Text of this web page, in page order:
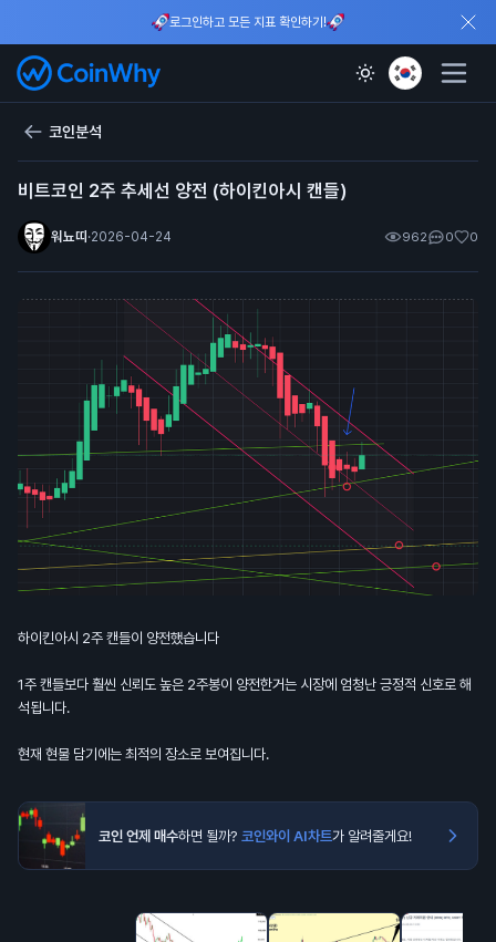
로그인하고 모든 지표 확인하기!
코인분석
비트코인 2주 추세선 양전 (하이킨아시 캔들)
워뇨띠 ·2026-04-24 962 0 0
하이킨아시 2주 캔들이 양전했습니다
1주 캔들보다 훨씬 신뢰도 높은 2주봉이 양전한거는 시장에 엄청난 긍정적 신호로 해
석됩니다.
현재 현물 담기에는 최적의 장소로 보여집니다.
코인 언제 매수하면 될까? 코인와이 AI차트가 알려줄게요!